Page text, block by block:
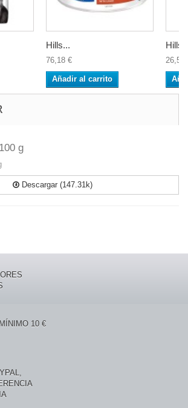
Hills...
76,18 €
Añadir al carrito
26,52
g
Descargar (147.31k)
10 €